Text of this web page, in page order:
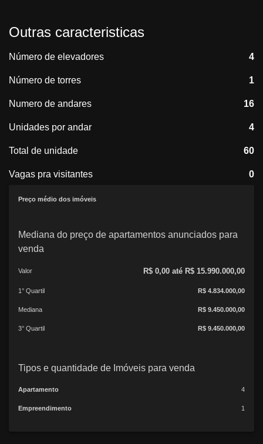
Outras caracteristicas
Número de elevadores 4
Número de torres 1
Numero de andares 16
Unidades por andar 4
Total de unidade 60
Vagas pra visitantes 0
Preço médio dos imóveis
Mediana do preço de apartamentos anunciados para
venda
Valor R$ 0,00 até R$ 15.990.000,00
1° Quartil R$ 4.834.000,00
Mediana R$ 9.450.000,00
3° Quartil R$ 9.450.000,00
Tipos e quantidade de Imóveis para venda
Apartamento 4
Empreendimento 1